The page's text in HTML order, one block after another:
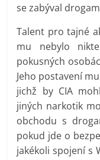
se zabýval
Talent pro tajné
mu nebylo
pokusných
Jeho postavení
jichž by CIA
jiných narkotik
obchodu s
pokud jde o
jakékoli spojení s